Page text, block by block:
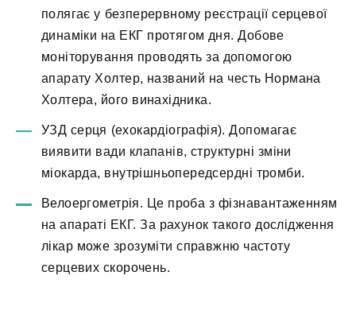
полягає у безперервному реєстрації серцевої
динаміки на ЕКГ протягом дня. Добове
моніторування проводять за допомогою
апарату Холтер, названий на честь Нормана
Холтера, його винахідника.
УЗД серця (ехокардіографія). Допомагає
виявити вади клапанів, структурні зміни
міокарда, внутрішньопередсердні тромби.
Велоергометрія. Це проба з фізнавантаженням
на апараті ЕКГ. За рахунок такого дослідження
лікар може зрозуміти справжню частоту
серцевих скорочень.